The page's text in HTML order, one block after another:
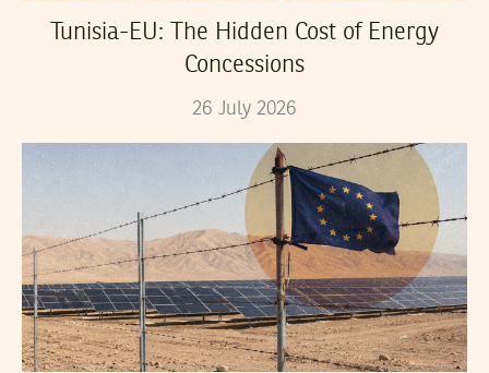
Tunisia-EU: The Hidden Cost of Energy
Concessions
26 July 2026